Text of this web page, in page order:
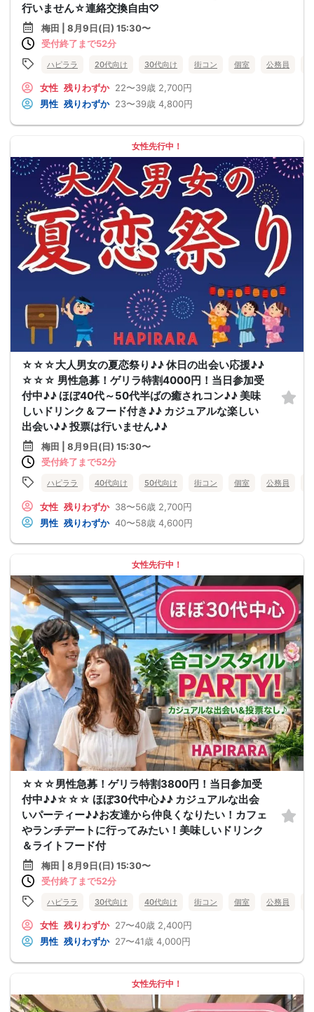
行いません☆連絡交換自由♡
梅田 | 8月9日(日) 15:30〜
受付終了まで52分
ハピララ 20代向け 30代向け 街コン 個室 公務員
女性 残りわずか 22〜39歳 2,700円
男性 残りわずか 23〜39歳 4,800円
女性先行中！
☆☆☆大人男女の夏恋祭り♪♪ 休日の出会い応援♪♪
☆☆☆ 男性急募！ゲリラ特割4000円！当日参加受
付中♪♪ ほぼ40代～50代半ばの癒されコン♪♪ 美味
しいドリンク＆フード付き♪♪ カジュアルな楽しい
出会い♪♪ 投票は行いません♪♪
梅田 | 8月9日(日) 15:30〜
受付終了まで52分
ハピララ 40代向け 50代向け 街コン 個室 公務員
女性 残りわずか 38〜56歳 2,700円
男性 残りわずか 40〜58歳 4,600円
女性先行中！
☆☆☆男性急募！ゲリラ特割3800円！当日参加受
付中♪♪☆☆☆ ほぼ30代中心♪♪ カジュアルな出会
いパーティー♪♪お友達から仲良くなりたい！カフェ
やランチデートに行ってみたい！美味しいドリンク
＆ライトフード付
梅田 | 8月9日(日) 15:30〜
受付終了まで52分
ハピララ 30代向け 40代向け 街コン 個室 公務員
女性 残りわずか 27〜40歳 2,400円
男性 残りわずか 27〜41歳 4,000円
女性先行中！